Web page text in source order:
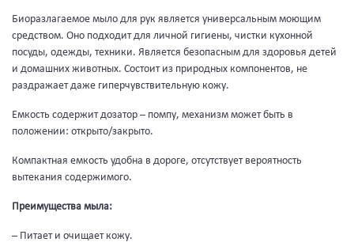
Биоразлагаемое мыло для рук является универсальным моющим
средством. Оно подходит для личной гигиены, чистки кухонной
посуды, одежды, техники. Является безопасным для здоровья детей
и домашних животных. Состоит из природных компонентов, не
раздражает даже гиперчувствительную кожу.
Емкость содержит дозатор – помпу, механизм может быть в
положении: открыто/закрыто.
Компактная емкость удобна в дороге, отсутствует вероятность
вытекания содержимого.
Преимущества мыла:
– Питает и очищает кожу.